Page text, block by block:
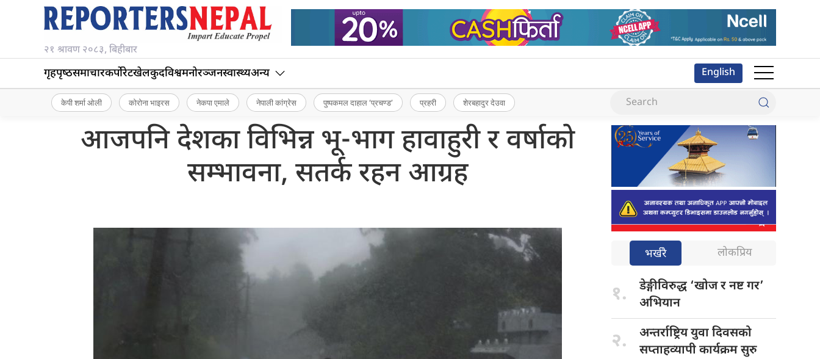
२१ श्रावण २०८३, बिहीबार
गृहपृष्‍ठसमाचारकर्पोरेटखेलकुदविश्वमनोरञ्जनस्वास्थ्यअन्य English
केपी शर्मा ओली कोरोना भाइरस नेकपा एमाले नेपाली कांग्रेस पुष्पकमल दाहाल ‘प्रचण्ड’ प्रहरी शेरबहादुर देउवा
आजपनि देशका विभिन्न भू-भाग हावाहुरी र वर्षाको
सम्भावना, सतर्क रहन आग्रह
भर्खरै लोकप्रिय
१. डेङ्गीविरुद्ध ‘खोजर नष्ट गर’
अभियान
२. अन्तर्राष्ट्रिय युवादिवसको
सप्ताहव्यापी कार्यक्रम सुरु